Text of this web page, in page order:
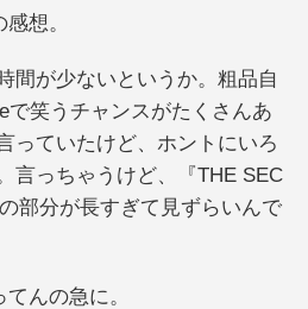
想。
間が少ないというか。粗品自
で笑うチャンスがたくさんあ
っていたけど、ホントにいろ
言っちゃうけど、『THE SEC
部分が長すぎて見ずらいんで
んの急に。